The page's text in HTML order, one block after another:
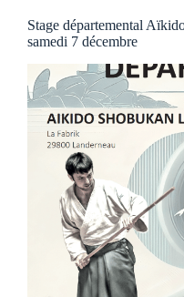
Stage départemental
samedi 7 décembre